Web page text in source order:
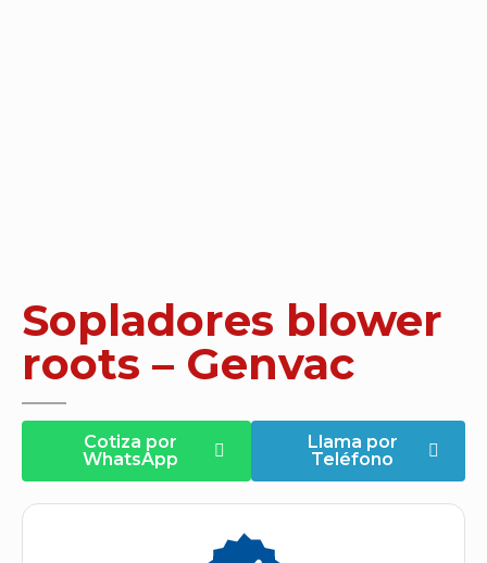
Sopladores blower
roots – Genvac
Cotiza por
WhatsApp
Llama por
Teléfono